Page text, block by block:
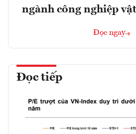
ngành công nghiệp
Đọc ngay
Đọc tiếp